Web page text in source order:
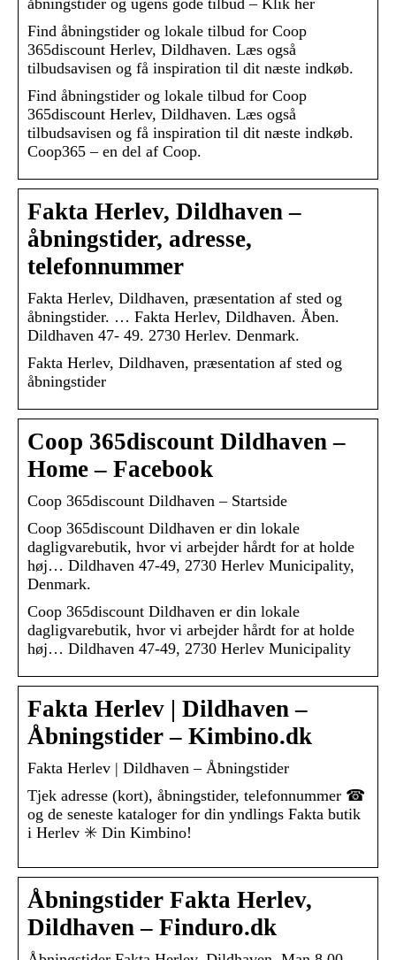
Find åbningstider og lokale tilbud for Coop
365discount Herlev, Dildhaven. Læs også
tilbudsavisen og få inspiration til dit næste indkøb.
Find åbningstider og lokale tilbud for Coop
365discount Herlev, Dildhaven. Læs også
tilbudsavisen og få inspiration til dit næste indkøb.
Coop365 – en del af Coop.
Fakta Herlev, Dildhaven –
åbningstider, adresse,
telefonnummer
Fakta Herlev, Dildhaven, præsentation af sted og
åbningstider. … Fakta Herlev, Dildhaven. Åben.
Dildhaven 47- 49. 2730 Herlev. Denmark.
Fakta Herlev, Dildhaven, præsentation af sted og
åbningstider
Coop 365discount Dildhaven –
Home – Facebook
Coop 365discount Dildhaven – Startside
Coop 365discount Dildhaven er din lokale
dagligvarebutik, hvor vi arbejder hårdt for at holde
høj… Dildhaven 47-49, 2730 Herlev Municipality,
Denmark.
Coop 365discount Dildhaven er din lokale
dagligvarebutik, hvor vi arbejder hårdt for at holde
høj… Dildhaven 47-49, 2730 Herlev Municipality
Fakta Herlev | Dildhaven –
Åbningstider – Kimbino.dk
Fakta Herlev | Dildhaven – Åbningstider
Tjek adresse (kort), åbningstider, telefonnummer ☎
og de seneste kataloger for din yndlings Fakta butik
i Herlev ✳️ Din Kimbino!
Åbningstider Fakta Herlev,
Dildhaven – Finduro.dk